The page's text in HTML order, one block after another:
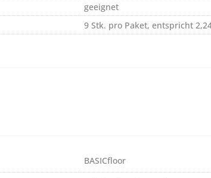
geeignet
9 Stk. pro Paket, entspricht
BASICfloor